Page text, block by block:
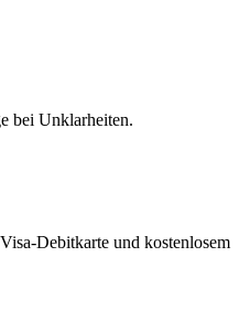
bei Unklarheiten.
Debitkarte und kostenlosem